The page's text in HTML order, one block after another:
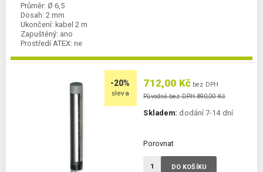
Průměr: Ø 6,5
Dosah: 2 mm
Ukončení: kabel 2 m
Zapuštěný: ano
Prostředí ATEX: ne
-20%
sleva
712,00 Kč bez DPH
Původně bez DPH 890,00 Kč
Skladem: dodání 7-14 dní
Porovnat
DO KOŠÍKU